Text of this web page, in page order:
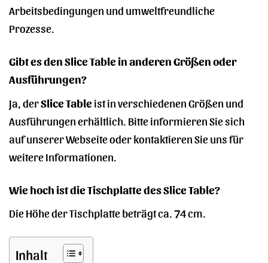
Arbeitsbedingungen und umweltfreundliche
Prozesse.
Gibt es den Slice Table in anderen Größen oder
Ausführungen?
Ja, derSlice Tableist in verschiedenen Größen und
Ausführungen erhältlich. Bitte informieren Sie sich
auf unserer Webseite oder kontaktieren Sie uns für
weitere Informationen.
Wie hoch ist die Tischplatte des Slice Table?
Die Höhe der Tischplatte beträgt ca. 74 cm.
Inhalt